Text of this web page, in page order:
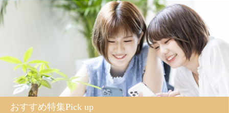
おすすめ特集Pick up